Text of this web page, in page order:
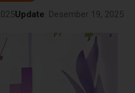
Update: Desember 19, 2025